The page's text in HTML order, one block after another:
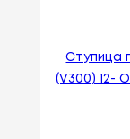
Ступица
(V300) 12-